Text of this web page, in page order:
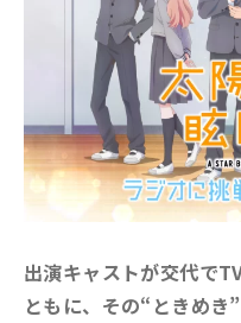
出演キャストが交代で
ともに、その“ときめき